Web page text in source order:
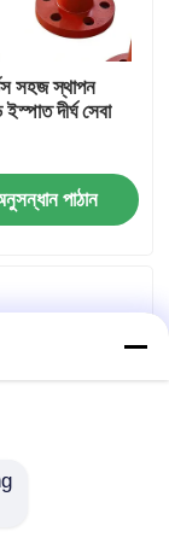
সহজ স্থাপন
দীর্ঘ সেবা
পাঠান